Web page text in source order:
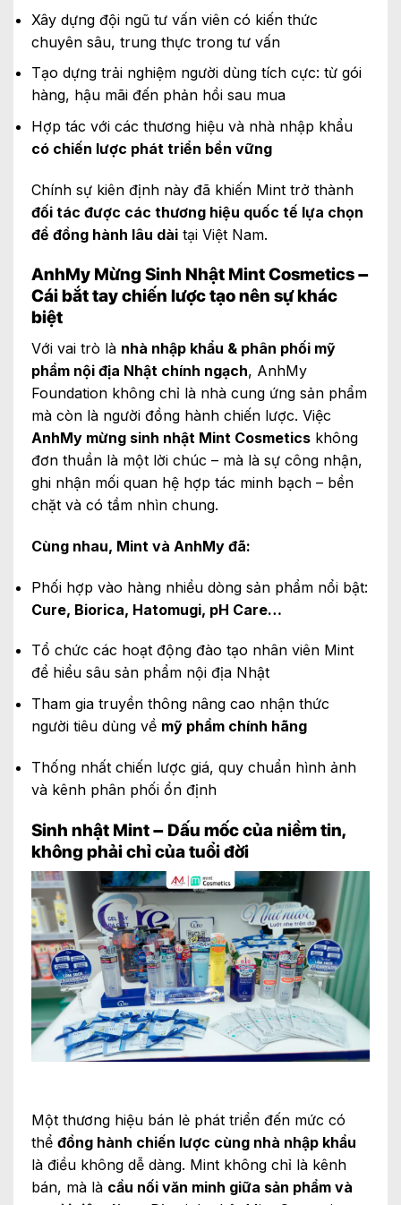
Xây dựng đội ngũ tư vấn viên có kiến thức
chuyên sâu, trung thực trong tư vấn
Tạo dựng trải nghiệm người dùng tích cực: từ gói
hàng, hậu mãi đến phản hồi sau mua
Hợp tác với các thương hiệu và nhà nhập khẩu
có chiến lược phát triển bền vững
Chính sự kiên định này đã khiến Mint trở thành
đối tác được các thương hiệu quốc tế lựa chọn
để đồng hành lâu dài tại Việt Nam.
AnhMy Mừng Sinh Nhật Mint Cosmetics –
Cái bắt tay chiến lược tạo nên sự khác
biệt
Với vai trò là nhà nhập khẩu & phân phối mỹ
phẩm nội địa Nhật chính ngạch, AnhMy
Foundation không chỉ là nhà cung ứng sản phẩm
mà còn là người đồng hành chiến lược. Việc
AnhMy mừng sinh nhật Mint Cosmetics không
đơn thuần là một lời chúc – mà là sự công nhận,
ghi nhận mối quan hệ hợp tác minh bạch – bền
chặt và có tầm nhìn chung.
Cùng nhau, Mint và AnhMy đã:
Phối hợp vào hàng nhiều dòng sản phẩm nổi bật:
Cure, Biorica, Hatomugi, pH Care…
Tổ chức các hoạt động đào tạo nhân viên Mint
để hiểu sâu sản phẩm nội địa Nhật
Tham gia truyền thông nâng cao nhận thức
người tiêu dùng về mỹ phẩm chính hãng
Thống nhất chiến lược giá, quy chuẩn hình ảnh
và kênh phân phối ổn định
Sinh nhật Mint – Dấu mốc của niềm tin,
không phải chỉ của tuổi đời
Một thương hiệu bán lẻ phát triển đến mức có
thể đồng hành chiến lược cùng nhà nhập khẩu
là điều không dễ dàng. Mint không chỉ là kênh
bán, mà là cầu nối văn minh giữa sản phẩm và